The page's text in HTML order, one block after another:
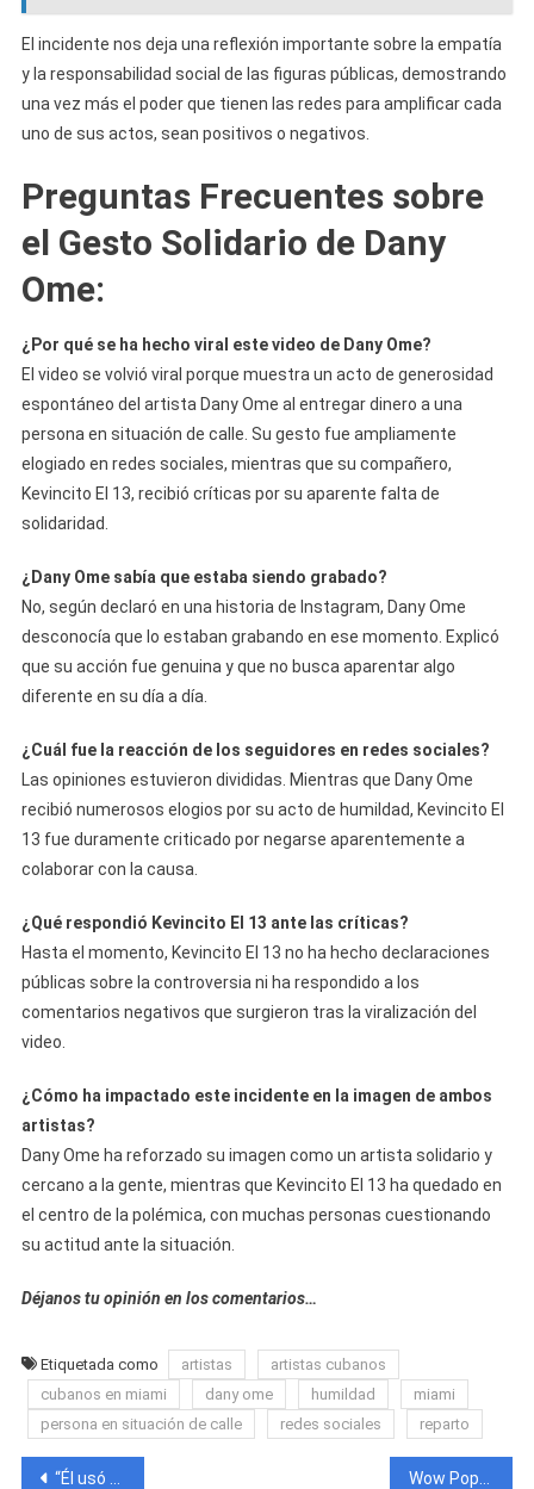
El incidente nos deja una reflexión importante sobre la empatía
y la responsabilidad social de las figuras públicas, demostrando
una vez más el poder que tienen las redes para amplificar cada
uno de sus actos, sean positivos o negativos.
Preguntas Frecuentes sobre
el Gesto Solidario de Dany
Ome:
¿Por qué se ha hecho viral este video de Dany Ome?
El video se volvió viral porque muestra un acto de generosidad
espontáneo del artista Dany Ome al entregar dinero a una
persona en situación de calle. Su gesto fue ampliamente
elogiado en redes sociales, mientras que su compañero,
Kevincito El 13, recibió críticas por su aparente falta de
solidaridad.
¿Dany Ome sabía que estaba siendo grabado?
No, según declaró en una historia de Instagram, Dany Ome
desconocía que lo estaban grabando en ese momento. Explicó
que su acción fue genuina y que no busca aparentar algo
diferente en su día a día.
¿Cuál fue la reacción de los seguidores en redes sociales?
Las opiniones estuvieron divididas. Mientras que Dany Ome
recibió numerosos elogios por su acto de humildad, Kevincito El
13 fue duramente criticado por negarse aparentemente a
colaborar con la causa.
¿Qué respondió Kevincito El 13 ante las críticas?
Hasta el momento, Kevincito El 13 no ha hecho declaraciones
públicas sobre la controversia ni ha respondido a los
comentarios negativos que surgieron tras la viralización del
video.
¿Cómo ha impactado este incidente en la imagen de ambos
artistas?
Dany Ome ha reforzado su imagen como un artista solidario y
cercano a la gente, mientras que Kevincito El 13 ha quedado en
el centro de la polémica, con muchas personas cuestionando
su actitud ante la situación.
Déjanos tu opinión en los comentarios…
Etiquetada como artistas
artistas cubanos
cubanos en miami
dany ome humildad
miami
persona en situación de calle
redes sociales reparto
Navegación
“Él usó capoeira y le ganó”: Influencer Brayan El Joker explica por qué Chocolate Mc no perdió en la pelea